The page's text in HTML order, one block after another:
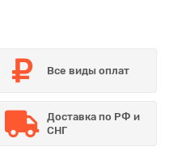
Все виды оплат
Доставка по РФ и
СНГ